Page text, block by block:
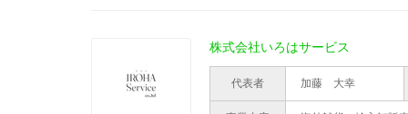
株式会社いろはサービス
代表者 加藤 大幸